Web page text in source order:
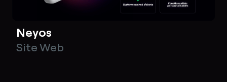
Neyos
Site Web